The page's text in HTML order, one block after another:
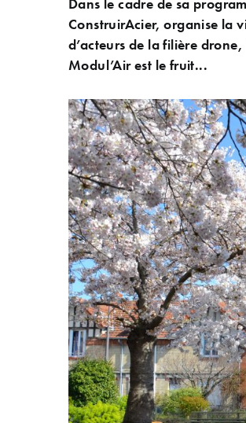
ConstruirAcier, organise la
d’acteurs de la filière
Modul’Air est le fruit...